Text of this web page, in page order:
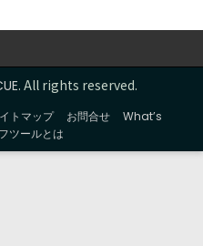
. All rights reserved.
トマップ お問合せ
What’s
ツールとは